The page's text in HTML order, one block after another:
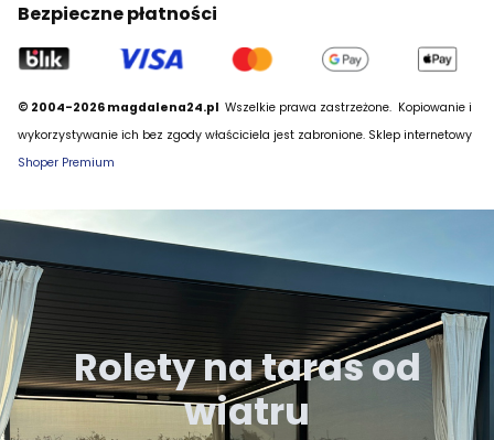
Bezpieczne płatności
© 2004-2026 magdalena24.pl Wszelkie prawa zastrzeżone. Kopiowanie i
wykorzystywanie ich bez zgody właściciela jest zabronione. Sklep internetowy
Shoper Premium
Rolety na taras od
wiatru